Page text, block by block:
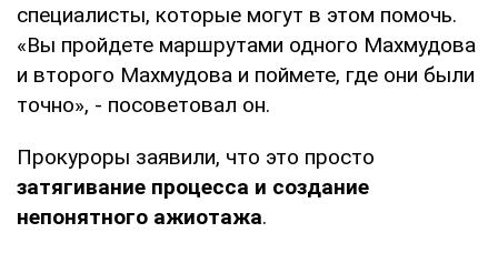
специалисты, которые могут в этом помочь.
«Вы пройдете маршрутами одного Махмудова
и второго Махмудова и поймете, где они были
точно», - посоветовал он.
Прокуроры заявили, что это просто
затягивание процесса и создание
непонятного ажиотажа.